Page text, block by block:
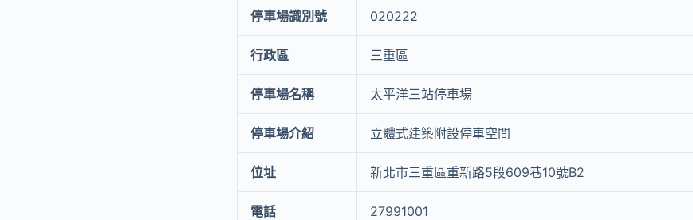
停車場識別號 020222
行政區 三重區
停車場名稱 太平洋三站停車場
停車場介紹 立體式建築附設停車空間
位址 新北市三重區重新路5段609巷10號B2
電話 27991001